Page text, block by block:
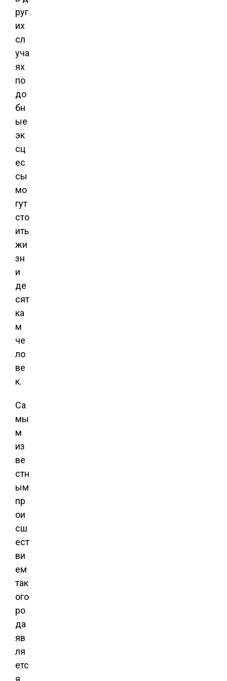
руг
их
сл
уча
ях
по
до
бн
ые
эк
сц
ес
сы
мо
гут
сто
ить
жи
зн
и
де
сят
ка
м
че
ло
ве
к.
Са
мы
м
из
ве
стн
ым
пр
ои
сш
ест
ви
ем
так
ого
ро
да
яв
ля
етс
я